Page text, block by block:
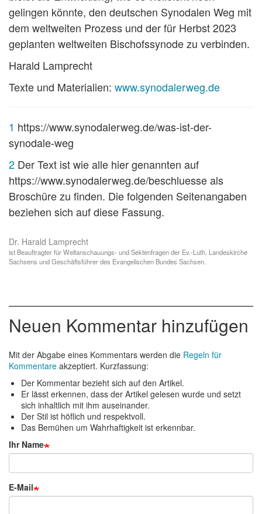
gelingen könnte, den deutschen Synodalen Weg mit
dem weltweiten Prozess und der für Herbst 2023
geplanten weltweiten Bischofssynode zu verbinden.
Harald Lamprecht
Texte und Materialien: www.synodalerweg.de
1 https://www.synodalerweg.de/was-ist-der-
synodale-weg
2 Der Text ist wie alle hier genannten auf
https://www.synodalerweg.de/beschluesse als
Broschüre zu finden. Die folgenden Seitenangaben
beziehen sich auf diese Fassung.
Dr. Harald Lamprecht
ist Beauftragter für Weltanschauungs- und Sektenfragen der Ev.-Luth. Landeskirche
Sachsens und Geschäftsführer des Evangelischen Bundes Sachsen.
Neuen Kommentar hinzufügen
Mit der Abgabe eines Kommentars werden die Regeln für
Kommentare akzeptiert. Kurzfassung:
Der Kommentar bezieht sich auf den Artikel.
Er lässt erkennen, dass der Artikel gelesen wurde und setzt
sich inhaltlich mit ihm auseinander.
Der Stil ist höflich und respektvoll.
Das Bemühen um Wahrhaftigkeit ist erkennbar.
Ihr Name
E-Mail